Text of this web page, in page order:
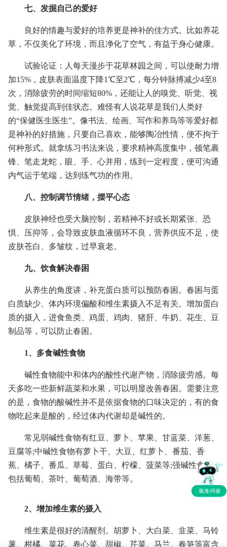
七、发掘自己的爱好
良好的情趣与爱好的培养更是神补的佳方式。比如养花
草，不仅美化了环境，而且净化了空气，有益于身心健康。
试验论证：人每天漫步于花草林园之间，可以使耐力增
加15%，皮肤表面温度下降1℃至2℃，每分钟脉搏减少4至8
次，消除疲劳的时间缩短80%，还能让人的嗅觉、听觉、视
觉、触觉提高到佳状态。难怪有人说花草是我们人类好
的“保健医生医生”。像书法、绘画、写作和养鸟等等爱好都
是神补的好措施，只要自己喜欢，能够陶冶性情，便不拘于
何种形式。就拿练习书法来说，要求精神高度集中，顿笔裹
锋、笔走龙蛇，眼、手、心并用，练到一定程度，便可沟通
内气运于笔端，达到练气功的作用。
八、控制调节情绪，摆平心态
皮肤神经也受大脑控制，若精神不好或长期紧张、恐
惧、压抑等，会导致皮肤血液循环不良，营养供应不足，使
皮肤苍白、多皱纹，过早衰老。
九、饮食解决春困
从养生的角度讲，补充蛋白质可以预防春困。春困与蛋
白质缺少、体内环境偏酸和维生素摄入不足有关。增加蛋白
质的摄入，进食鱼类、鸡蛋、鸡肉、猪肝、牛奶、花生、豆
制品等，可以防止春困。
1、多食碱性食物
碱性食物能中和体内的酸性代谢产物，消除疲劳感。每
天多吃一些新鲜蔬菜和水果，可以明显改善春困。需要注意
的是，食物的酸碱性并不是依据食物的口味决定的，有的食
物吃起来是酸的，经过体内代谢却是碱性的。
常见弱碱性食物有红豆、萝卜、苹果、甘蓝菜、洋葱、
豆腐等;中碱性食物有萝卜干、大豆、红萝卜、番茄、香
蕉、橘子、番瓜、草莓、蛋白、柠檬、菠菜等;强碱性食物
包括葡萄、茶叶、葡萄酒、海带等。
2、增加维生素的摄入
维生素是很好的清醒剂。胡萝卜、大白菜、韭菜、马铃
薯、柑橘、菜花、卷心菜、甜椒、芹菜、马兰、春笋等富含